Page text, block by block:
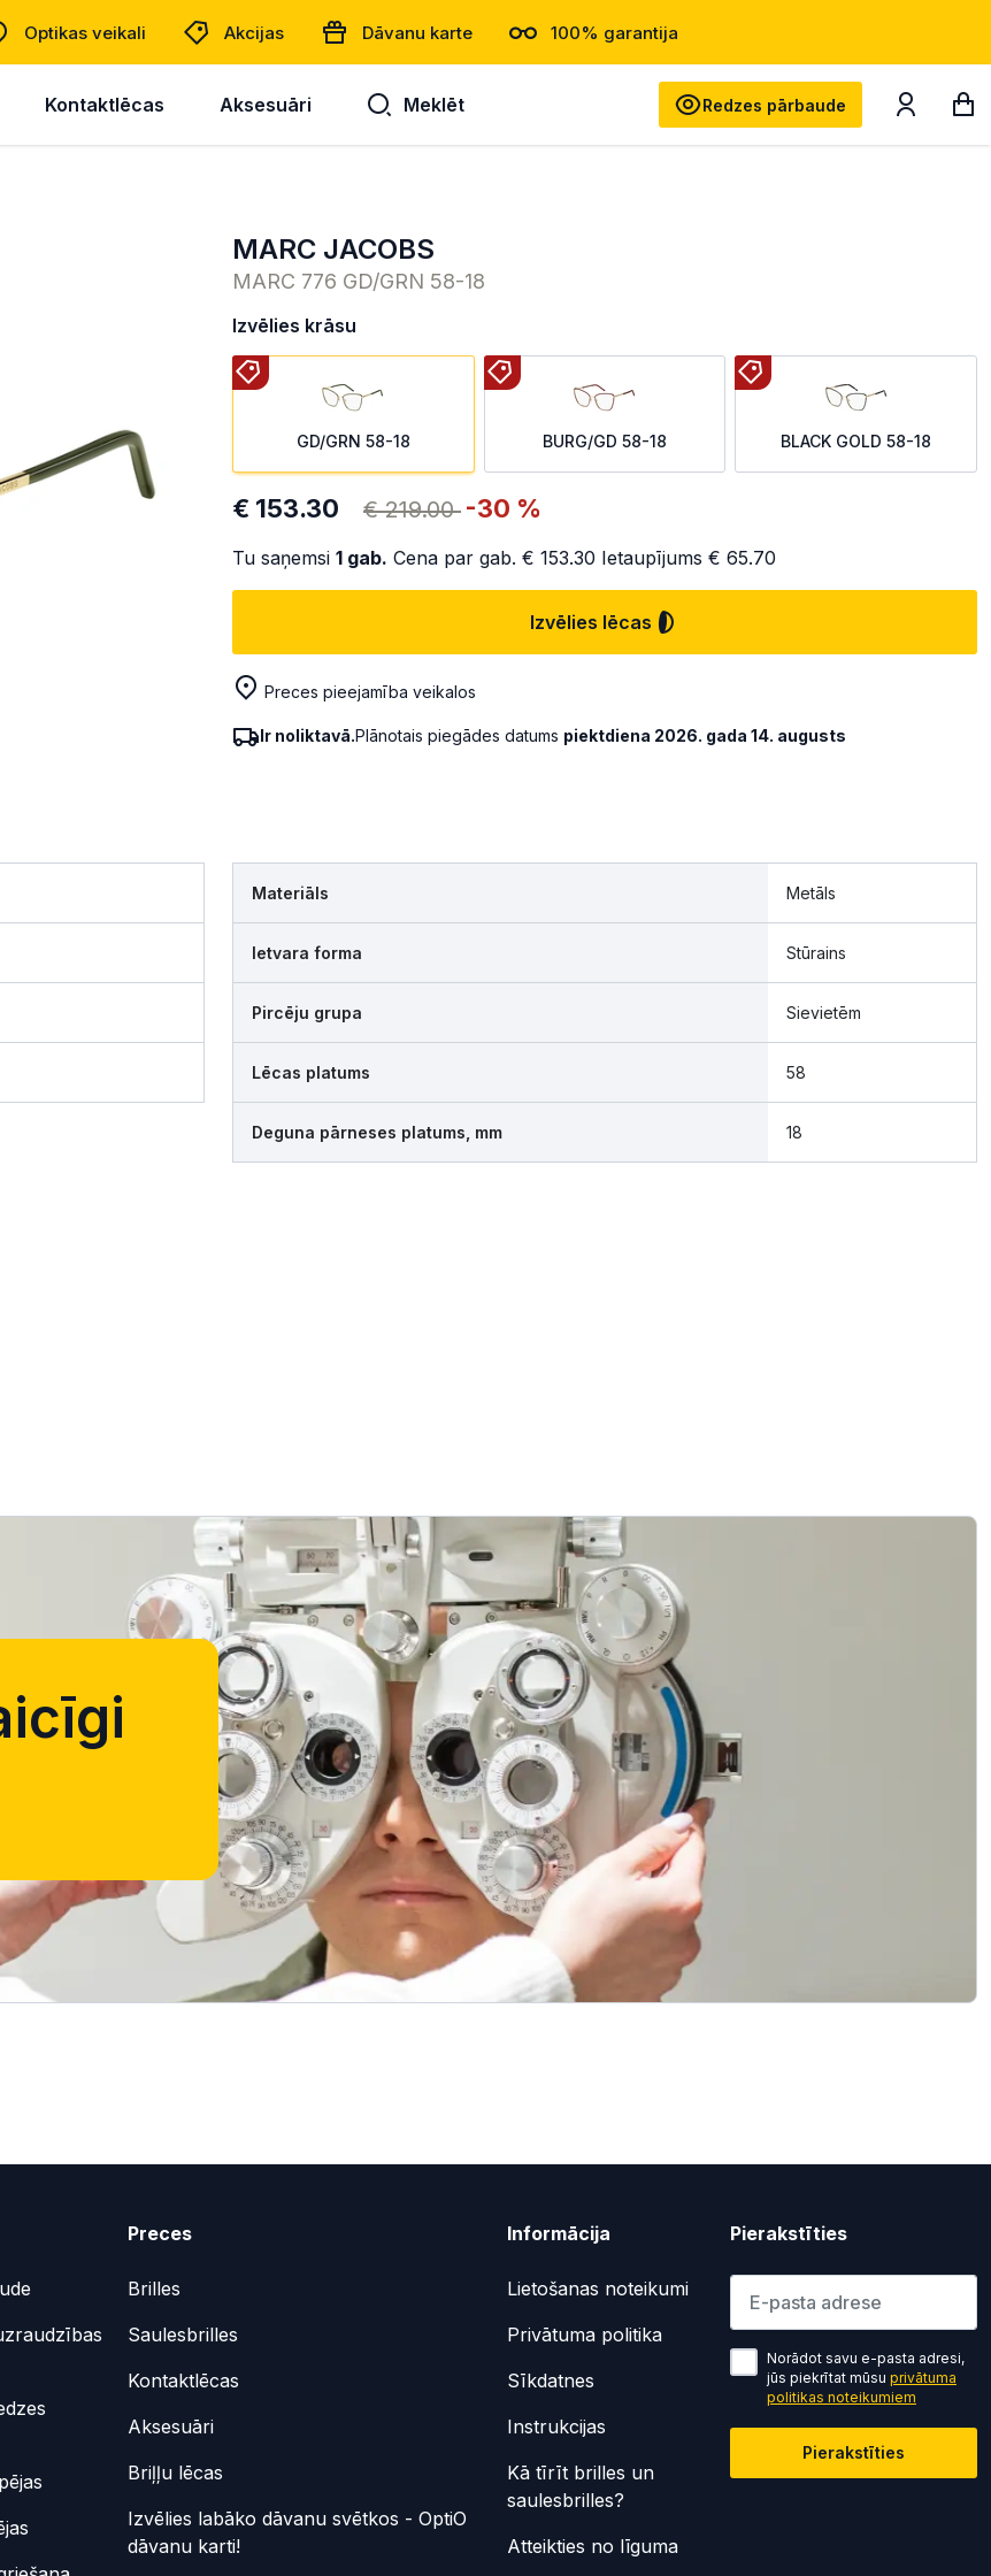
Optikas veikali Akcijas Dāvanu karte 100% garantija
Kontaktlēcas Aksesuāri Meklēt Redzes pārbaude
MARC JACOBS
MARC 776 GD/GRN 58-18
Izvēlies krāsu
GD/GRN 58-18 BURG/GD 58-18 BLACK GOLD 58-18
€ 153.30 € 219.00 -30 %
Tu saņemsi 1 gab. Cena par gab. € 153.30 Ietaupījums € 65.70
Izvēlies lēcas
Preces pieejamība veikalos
Ir noliktavā.Plānotais piegādes datums piektdiena 2026. gada 14. augusts
Materiāls Metāls
Ietvara forma Stūrains
Pircēju grupa Sievietēm
Lēcas platums 58
Deguna pārneses platums, mm 18
Preces
Brilles
Saulesbrilles
Kontaktlēcas
Aksesuāri
Briļļu lēcas
Izvēlies labāko dāvanu svētkos - OptiO
dāvanu karti!
Informācija
Lietošanas noteikumi
Privātuma politika
Sīkdatnes
Instrukcijas
Kā tīrīt brilles un
saulesbrilles?
Atteikties no līguma
Pierakstīties
Lūdzu ievadiet e-pasta adresi
Norādot savu e-pasta adresi,
jūs piekrītat mūsu privātuma
politikas noteikumiem
Pierakstīties